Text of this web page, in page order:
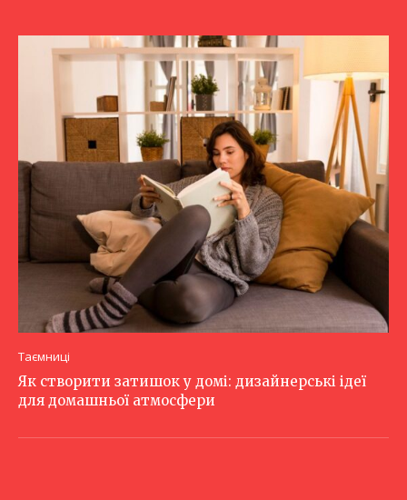
Таємниці
Як створити затишок у домі: дизайнерські ідеї
для домашньої атмосфери